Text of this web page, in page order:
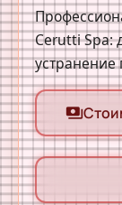
Cerutti Spa:
устранение
payments